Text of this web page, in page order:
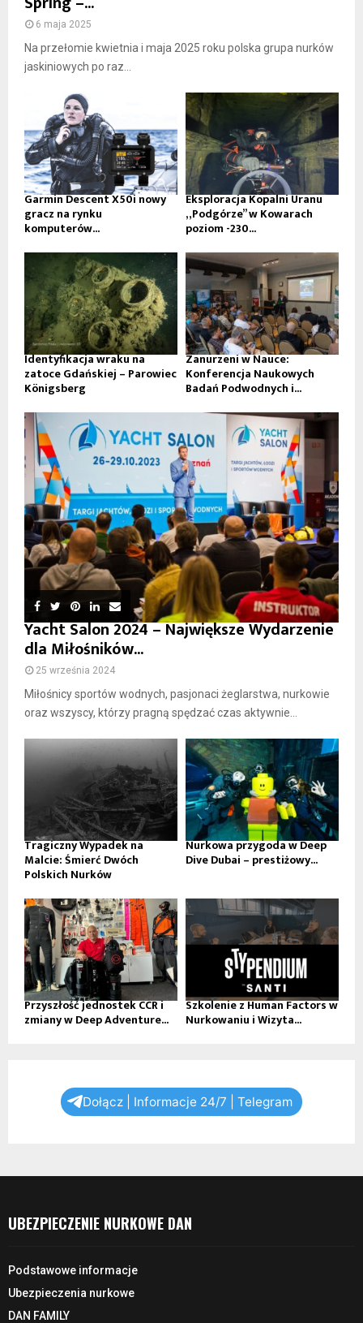
6 maja 2025
Na przełomie kwietnia i maja 2025 roku polska grupa nurków
jaskiniowych po raz...
Garmin Descent X50i nowy
gracz na rynku
komputerów...
Eksploracja Kopalni Uranu
„Podgórze” w Kowarach
poziom -230...
Identyfikacja wraku na
zatoce Gdańskiej – Parowiec
Königsberg
Zanurzeni w Nauce:
Konferencja Naukowych
Badań Podwodnych i...
Yacht Salon 2024 – Największe Wydarzenie
dla Miłośników...
25 września 2024
Miłośnicy sportów wodnych, pasjonaci żeglarstwa, nurkowie
oraz wszyscy, którzy pragną spędzać czas aktywnie...
Tragiczny Wypadek na
Malcie: Śmierć Dwóch
Polskich Nurków
Nurkowa przygoda w Deep
Dive Dubai – prestiżowy...
Przyszłość jednostek CCR i
zmiany w Deep Adventure...
Szkolenie z Human Factors w
Nurkowaniu i Wizyta...
Dołącz | Informacje 24/7 | Telegram
UBEZPIECZENIE NURKOWE DAN
Podstawowe informacje
Ubezpieczenia nurkowe
DAN FAMILY